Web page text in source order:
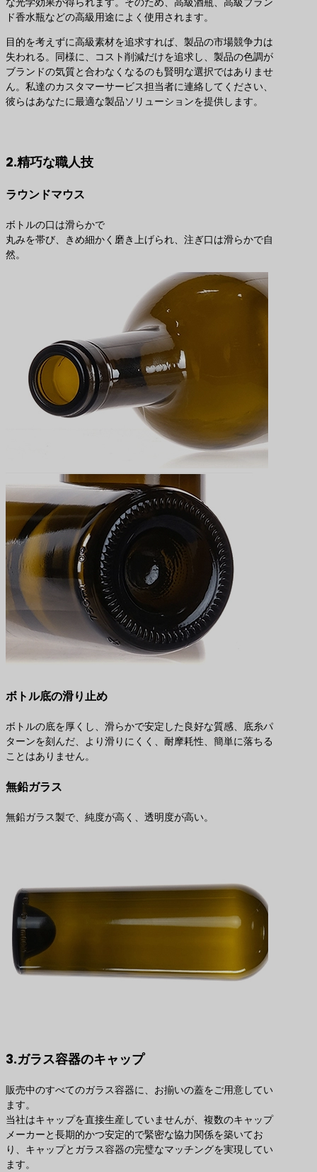
ド香水瓶などの高級用途によく使用されます。
目的を考えずに高級素材を追求すれば、製品の市場競争力は
失われる。同様に、コスト削減だけを追求し、製品の色調が
ブランドの気質と合わなくなるのも賢明な選択ではありませ
ん。私達のカスタマーサービス担当者に連絡してください、
彼らはあなたに最適な製品ソリューションを提供します。
2.精巧な職人技
ラウンドマウス
ボトルの口は滑らかで
丸みを帯び、きめ細かく磨き上げられ、注ぎ口は滑らかで自
然。
ボトル底の滑り止め
ボトルの底を厚くし、滑らかで安定した良好な質感、底糸パ
ターンを刻んだ、より滑りにくく、耐摩耗性、簡単に落ちる
ことはありません。
無鉛ガラス
無鉛ガラス製で、純度が高く、透明度が高い。
3.ガラス容器のキャップ
販売中のすべてのガラス容器に、お揃いの蓋をご用意してい
ます。
当社はキャップを直接生産していませんが、複数のキャップ
メーカーと長期的かつ安定的で緊密な協力関係を築いてお
り、キャップとガラス容器の完璧なマッチングを実現してい
ます。